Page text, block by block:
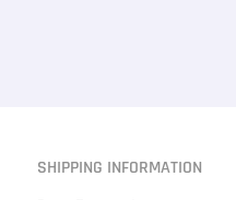
SHIPPING INFORMATION